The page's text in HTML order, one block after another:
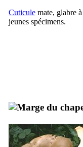
Cuticule mate, glabre
jeunes spécimens.